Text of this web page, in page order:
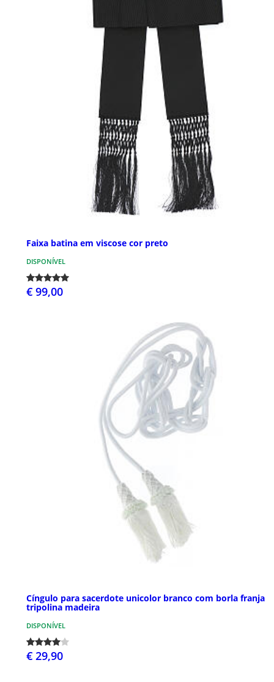
Faixa batina em viscose cor preto
DISPONÍVEL
€ 99,00
Cíngulo para sacerdote unicolor branco com borla franja
tripolina madeira
DISPONÍVEL
€ 29,90